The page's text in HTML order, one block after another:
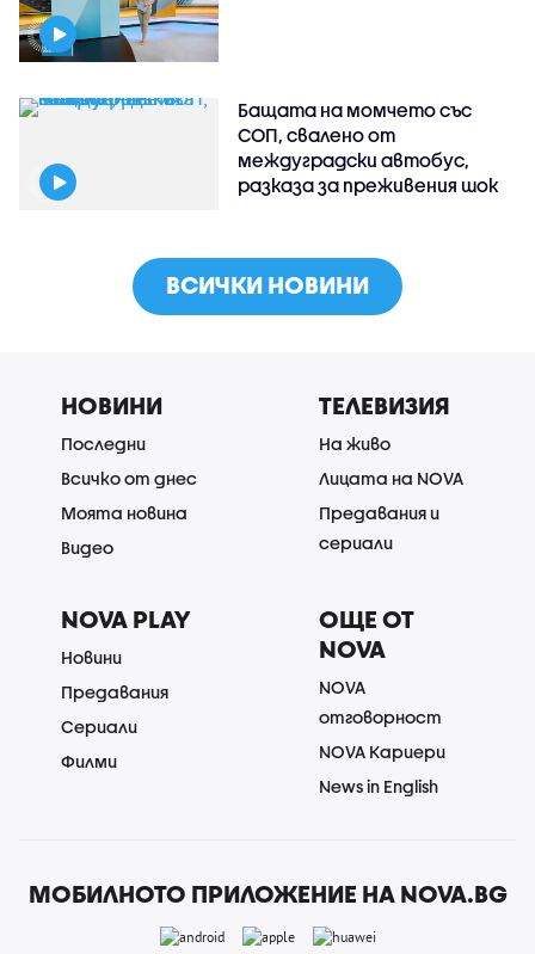
Бащата на момчето със
СОП, свалено от
междуградски автобус,
разказа за преживения шок
ВСИЧКИ НОВИНИ
НОВИНИ
Последни
Всичко от днес
Моята новина
Видео
ТЕЛЕВИЗИЯ
На живо
Лицата на NOVA
Предавания и
сериали
NOVA PLAY
Новини
Предавания
Сериали
Филми
ОЩЕ ОТ
NOVA
NOVA
отговорност
NOVA Кариери
News in English
МОБИЛНОТО ПРИЛОЖЕНИЕ НА NOVA.BG